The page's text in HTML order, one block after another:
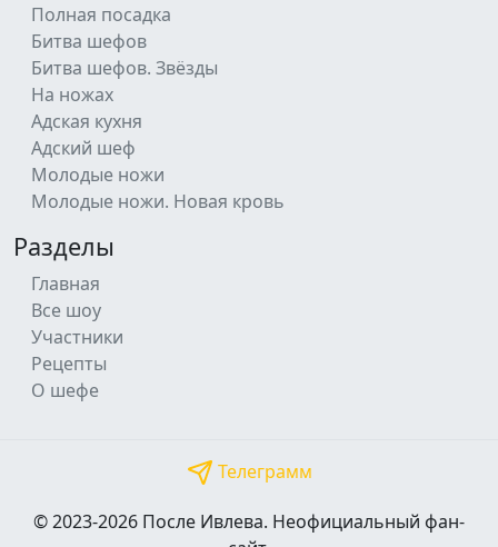
Полная посадка
Битва шефов
Битва шефов. Звёзды
На ножах
Адская кухня
Адский шеф
Молодые ножи
Молодые ножи. Новая кровь
Разделы
Главная
Все шоу
Участники
Рецепты
О шефе
Телеграмм
© 2023-2026 После Ивлева. Неофициальный фан-